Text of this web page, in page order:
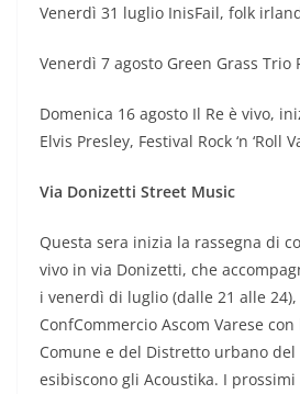
Venerdì 31 luglio InisFail, folk
Venerdì 7 agosto Green Grass Trio
Domenica 16 agosto Il Re è vivo,
Elvis Presley, Festival Rock ‘n ‘Roll
Via Donizetti Street Music
Questa sera inizia la rassegna di
vivo in via Donizetti, che
i venerdì di luglio (dalle 21 alle
ConfCommercio Ascom Varese
Comune e del Distretto urbano del
esibiscono gli Acoustika. I